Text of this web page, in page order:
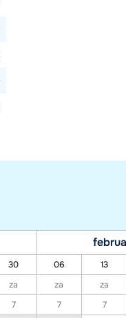
30 06 13
za za za
7 7 7